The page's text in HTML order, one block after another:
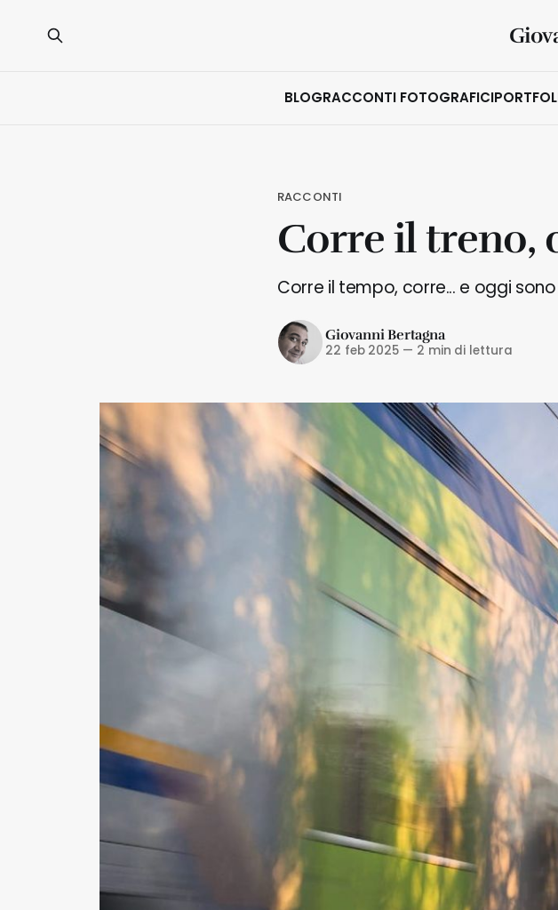
BLOGRACCONTI FOTOGRAFICI
RACCONTI
Corre il treno,
Corre il tempo, corre... e oggi
Giovanni Bertagna
22 feb 2025 — 2 min di lettura